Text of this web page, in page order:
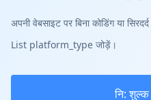
अपनी वेबसाइट पर बिना कोडिंग या
List platform_type जोड़ें।
नि: शुल्क